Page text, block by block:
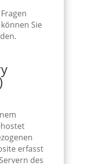
Sie
erfasst
des